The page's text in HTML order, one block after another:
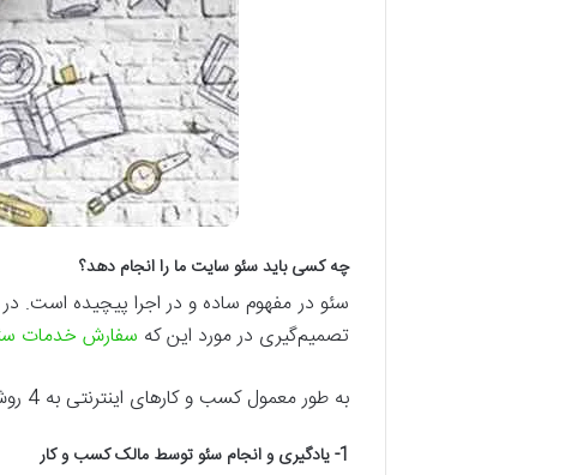
چه کسی باید سئو سایت ما را انجام دهد؟
سئو در مفهوم ساده و در اجرا پیچیده است.
تصمیم‌گیری در مورد این که سفارش خدمات
به طور معمول کسب و کارهای اینترنتی به 4 روش مختلف سئو سایت خود را مدیریت می‌کنند:
1- یادگیری و انجام سئو توسط مالک کسب و کار